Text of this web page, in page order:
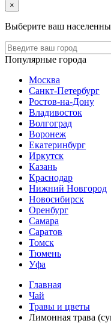
×
Выберите ваш
Популярные города
Москва
Санкт-Петербург
Ростов-на-Дону
Владивосток
Волгоград
Воронеж
Екатеринбург
Иркутск
Казань
Краснодар
Нижний Новгород
Новосибирск
Оренбург
Самара
Саратов
Томск
Тюмень
Уфа
Главная
Чай
Травы и цветы
Лимонная трава